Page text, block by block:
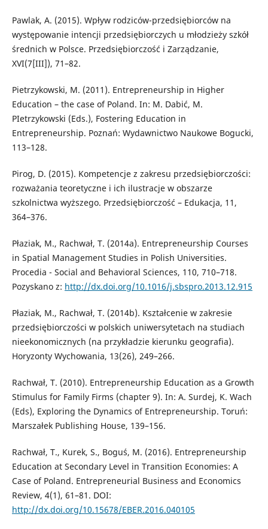
Pawlak, A. (2015). Wpływ rodziców-przedsiębiorców na
występowanie intencji przedsiębiorczych u młodzieży szkół
średnich w Polsce. Przedsiębiorczość i Zarządzanie,
XVI(7[III]), 71–82.
Pietrzykowski, M. (2011). Entrepreneurship in Higher
Education – the case of Poland. In: M. Dabić, M.
PIetrzykowski (Eds.), Fostering Education in
Entrepreneurship. Poznań: Wydawnictwo Naukowe Bogucki,
113–128.
Pirog, D. (2015). Kompetencje z zakresu przedsiębiorczości:
rozważania teoretyczne i ich ilustracje w obszarze
szkolnictwa wyższego. Przedsiębiorczość – Edukacja, 11,
364–376.
Płaziak, M., Rachwał, T. (2014a). Entrepreneurship Courses
in Spatial Management Studies in Polish Universities.
Procedia - Social and Behavioral Sciences, 110, 710–718.
Pozyskano z: http://dx.doi.org/10.1016/j.sbspro.2013.12.915
Płaziak, M., Rachwał, T. (2014b). Kształcenie w zakresie
przedsiębiorczości w polskich uniwersytetach na studiach
nieekonomicznych (na przykładzie kierunku geografia).
Horyzonty Wychowania, 13(26), 249–266.
Rachwał, T. (2010). Entrepreneurship Education as a Growth
Stimulus for Family Firms (chapter 9). In: A. Surdej, K. Wach
(Eds), Exploring the Dynamics of Entrepreneurship. Toruń:
Marszałek Publishing House, 139–156.
Rachwał, T., Kurek, S., Boguś, M. (2016). Entrepreneurship
Education at Secondary Level in Transition Economies: A
Case of Poland. Entrepreneurial Business and Economics
Review, 4(1), 61–81. DOI:
http://dx.doi.org/10.15678/EBER.2016.040105